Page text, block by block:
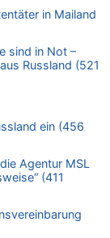
Vias
der Roten
–
der Roten
in Mailand
sind in Not –
Russland (521
ein (456
Agentur MSL
(411